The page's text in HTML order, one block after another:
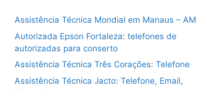
Assistência Técnica Mondial em Manaus – AM
Autorizada Epson Fortaleza: telefones de
autorizadas para conserto
Assistência Técnica Três Corações: Telefone
Assistência Técnica Jacto: Telefone, Email,